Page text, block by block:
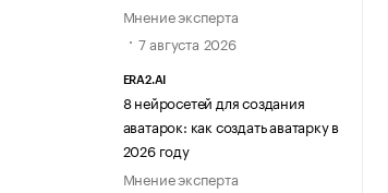
Мнение эксперта
7 августа 2026
ERA2.AI
8 нейросетей для создания
аватарок: как создать аватарку в
2026 году
Мнение эксперта